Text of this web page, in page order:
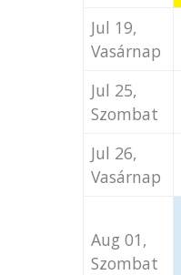
Jul 19,
Vasárnap
Jul 25,
Szombat
Jul 26,
Vasárnap
Aug 01,
Szombat